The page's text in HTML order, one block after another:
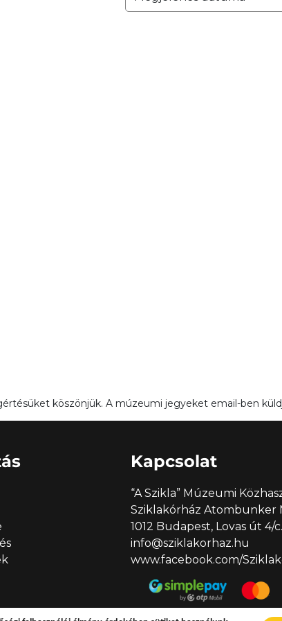
köszönjük. A múzeumi jegyeket email-ben
Kapcsolat
“A Szikla” Múzeumi
Sziklakórház Atombunker
1012 Budapest, Lovas út 4/c.
info@sziklakorhaz.hu
www.facebook.com/